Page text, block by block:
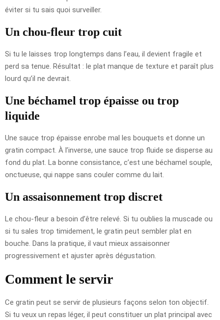
éviter si tu sais quoi surveiller.
Un chou-fleur trop cuit
Si tu le laisses trop longtemps dans l’eau, il devient fragile et
perd sa tenue. Résultat : le plat manque de texture et paraît plus
lourd qu’il ne devrait.
Une béchamel trop épaisse ou trop
liquide
Une sauce trop épaisse enrobe mal les bouquets et donne un
gratin compact. À l’inverse, une sauce trop fluide se disperse au
fond du plat. La bonne consistance, c’est une béchamel souple,
onctueuse, qui nappe sans couler comme du lait.
Un assaisonnement trop discret
Le chou-fleur a besoin d’être relevé. Si tu oublies la muscade ou
si tu sales trop timidement, le gratin peut sembler plat en
bouche. Dans la pratique, il vaut mieux assaisonner
progressivement et ajuster après dégustation.
Comment le servir
Ce gratin peut se servir de plusieurs façons selon ton objectif.
Si tu veux un repas léger, il peut constituer un plat principal avec